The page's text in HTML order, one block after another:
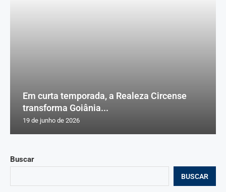
Buscar
BUSCAR
Em curta temporada, a Realeza Circense
transforma Goiânia...
19 de junho de 2026